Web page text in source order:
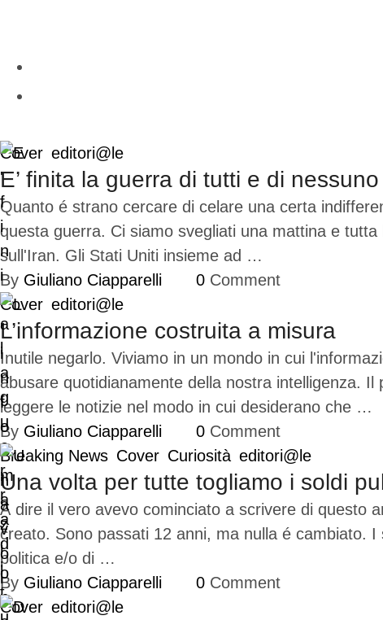
Cover editori@le
E’ finita la guerra di tutti e di nessuno
Quanto é strano cercare di celare una certa
questa guerra. Ci siamo svegliati una mattina e
sull'Iran. Gli Stati Uniti insieme ad …
By Giuliano Ciapparelli 0 Comment
Cover editori@le
L’informazione costruita a misura
Inutile negarlo. Viviamo in un mondo in cui
abusare quotidianamente della nostra intelligenza.
leggere le notizie nel modo in cui desiderano che …
By Giuliano Ciapparelli 0 Comment
Breaking News Cover Curiosità editori@le
Una volta per tutte togliamo i soldi
A dire il vero avevo cominciato a scrivere di questo
creato. Sono passati 12 anni, ma nulla é cambiato.
politica e/o di …
By Giuliano Ciapparelli 0 Comment
Cover editori@le